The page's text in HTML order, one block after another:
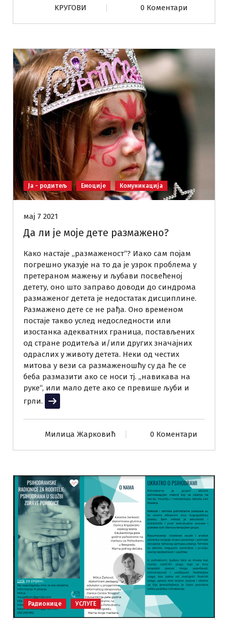
KРУГОВИ 0 Коментари
Ја - родитељ Емоције Комуникација
мај 7 2021
Да ли је моје дете размажено?
Како настаје „размаженост“? Иако сам појам
погрешно указује на то да је узрок проблема у
претераном мажењу и љубави посвећеној
детету, оно што заправо доводи до синдрома
размаженог детета је недостатак дисциплине.
Размажено дете се не рађа. Оно временом
постаје такво услед недоследности или
изостанка адекватних граница, постављених
од стране родитеља и/или других значајних
одраслих у животу детета. Неки од честих
митова у вези са размаженошћу су да ће се
беба размазити ако се носи тј. „навикава на
руке“, или мало дете ако се превише љуби и
грли.
Прочитај више
Милица Жарковић 0 Коментари
Радионице УСЛУГЕ